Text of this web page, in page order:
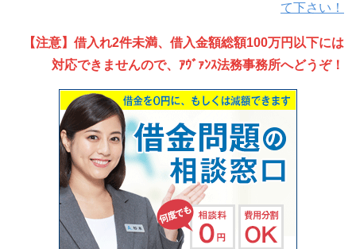
て下さい！
【注意】借入れ2件未満、借入金額総額100万円以下には
対応できませんので、ｱｳﾞｧﾝｽ法務事務所へどうぞ！